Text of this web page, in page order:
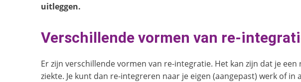
uitleggen.
Verschillende vormen van re-
Er zijn verschillende vormen van re-integratie. Het kan zijn dat je
ziekte. Je kunt dan re-integreren naar je eigen (aangepast) werk of